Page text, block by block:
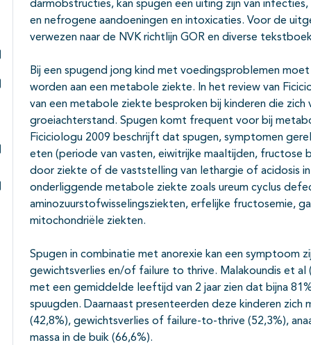
Subpagina's open- en dichtklappen
Subpagina's open- en dichtklappen
Subpagina's open- en dichtklappen
Subpagina's open- en dichtklappen
darmobstructies, kan spugen een uiting zijn van
en nefrogene aandoeningen en intoxicaties. Voor de
verwezen naar de NVK richtlijn GOR en diverse
Bij een spugend jong kind met voedingsproblemen
worden aan een metabole ziekte. In het review van
van een metabole ziekte besproken bij kinderen die
groeiachterstand. Spugen komt frequent voor bij
Ficiciologu 2009 beschrijft dat spugen, symptomen
eten (periode van vasten, eiwitrijke maaltijden, fructose
door ziekte of de vaststelling van lethargie of acidosis
onderliggende metabole ziekte zoals ureum cyclus
aminozuurstofwisselingsziekten, erfelijke fructosemie,
mitochondriële ziekten.
Spugen in combinatie met anorexie kan een symptoom
gewichtsverlies en/of failure to thrive. Malakoundis et al
met een gemiddelde leeftijd van 2 jaar zien dat bijna
spuugden. Daarnaast presenteerden deze kinderen zich
(42,8%), gewichtsverlies of failure-to-thrive (52,3%),
massa in de buik (66,6%).